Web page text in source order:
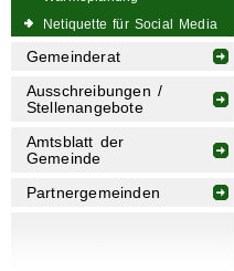
Netiquette für Social Media
Gemeinderat
Ausschreibungen /
Stellenangebote
Amtsblatt der
Gemeinde
Partnergemeinden